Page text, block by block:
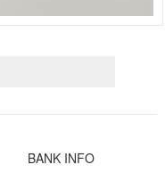
BANK INFO